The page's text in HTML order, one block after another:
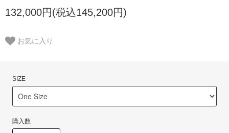
132,000円(税込145,200円)
お気に入り
SIZE
購入数